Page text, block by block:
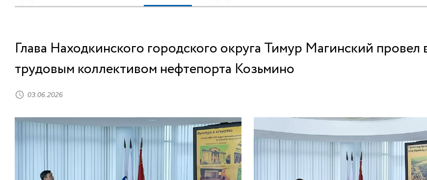
Глава Находкинского городского округа Тимур Магинский провел
трудовым коллективом нефтепорта Козьмино
03.06.2026